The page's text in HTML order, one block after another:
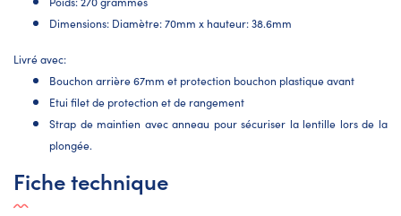
Dimensions: Diamètre: 70mm x hauteur: 38.6mm
Livré avec:
Bouchon arrière 67mm et protection bouchon plastique avant
Etui filet de protection et de rangement
Strap de maintien avec anneau pour sécuriser la lentille lors de la
plongée.
Fiche technique